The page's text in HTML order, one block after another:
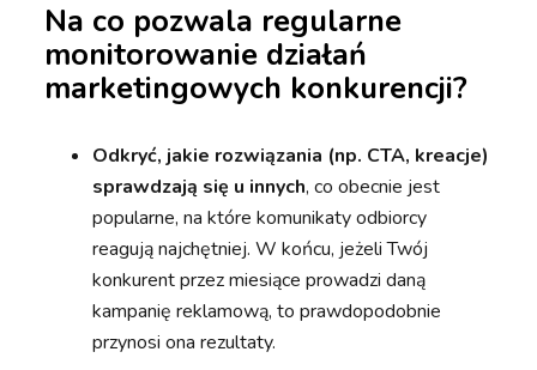
Na co pozwala regularne
monitorowanie działań
marketingowych konkurencji?
Odkryć, jakie rozwiązania (np. CTA, kreacje)
sprawdzają się u innych, co obecnie jest
popularne, na które komunikaty odbiorcy
reagują najchętniej. W końcu, jeżeli Twój
konkurent przez miesiące prowadzi daną
kampanię reklamową, to prawdopodobnie
przynosi ona rezultaty.